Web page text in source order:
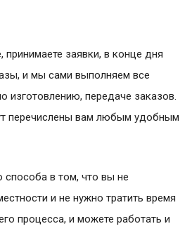
принимаете заявки, в конце дня
и мы сами выполняем все
изготовлению, передаче заказов.
перечислены вам любым удобным
способа в том, что вы не
и не нужно тратить время
процесса, и можете работать и